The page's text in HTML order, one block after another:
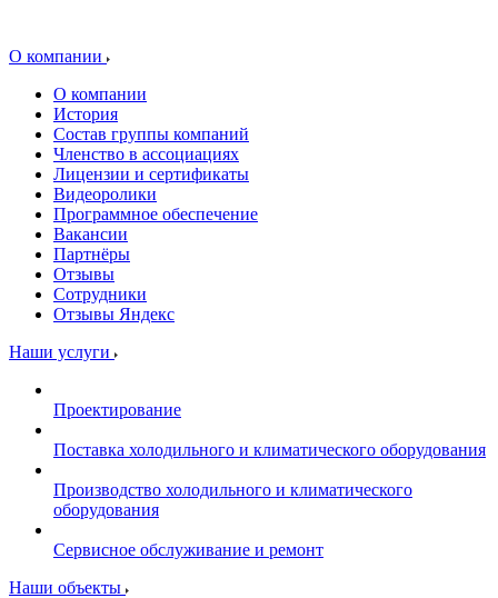
О компании
О компании
История
Состав группы компаний
Членство в ассоциациях
Лицензии и сертификаты
Видеоролики
Программное обеспечение
Вакансии
Партнёры
Отзывы
Сотрудники
Отзывы Яндекс
Наши услуги
Проектирование
Поставка холодильного и климатического оборудования
Производство холодильного и климатического
оборудования
Сервисное обслуживание и ремонт
Наши объекты